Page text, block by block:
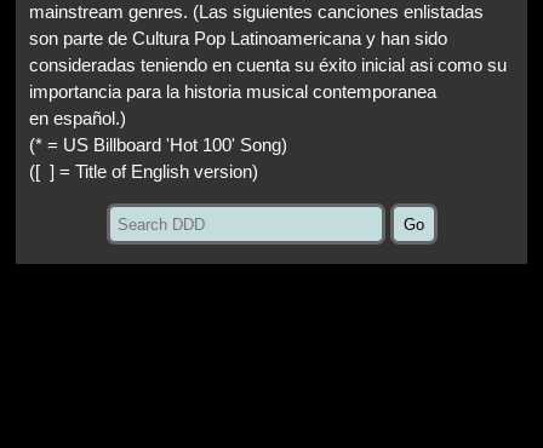
mainstream genres. (Las siguientes canciones enlistadas
son parte de Cultura Pop Latinoamericana y han sido
consideradas teniendo en cuenta su éxito inicial asi como su
importancia para la historia musical contemporanea
en español.)
(* = US Billboard 'Hot 100' Song)
([ ] = Title of English version)